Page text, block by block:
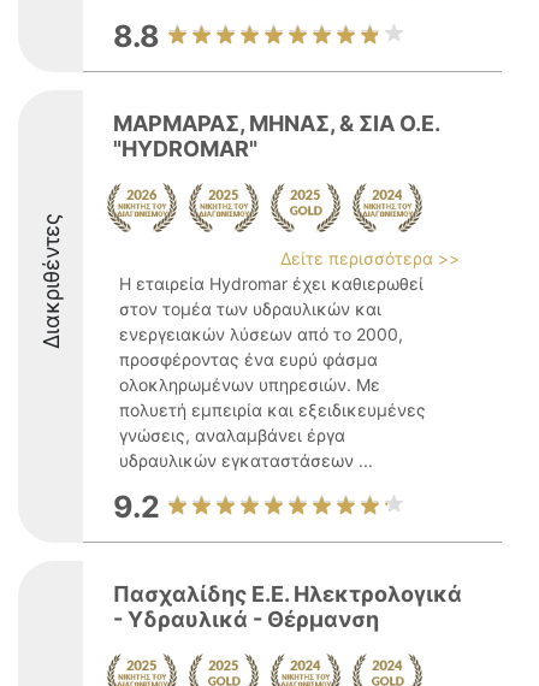
8.8
Διακριθέντες
ΜΑΡΜΑΡΑΣ, ΜΗΝΑΣ, & ΣΙΑ Ο.Ε.
"HYDROMAR"
Δείτε περισσότερα >>
Η εταιρεία Hydromar έχει καθιερωθεί
στον τομέα των υδραυλικών και
ενεργειακών λύσεων από το 2000,
προσφέροντας ένα ευρύ φάσμα
ολοκληρωμένων υπηρεσιών. Με
πολυετή εμπειρία και εξειδικευμένες
γνώσεις, αναλαμβάνει έργα
υδραυλικών εγκαταστάσεων ...
9.2
Πασχαλίδης E.E. Ηλεκτρολογικά
- Υδραυλικά - Θέρμανση